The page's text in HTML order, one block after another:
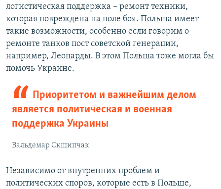
логистическая поддержка – ремонт техники,
которая повреждена на поле боя. Польша имеет
такие возможности, особенно если говорим о
ремонте танков пост советской генерации,
например, Леопарды. В этом Польша тоже могла бы
помочь Украине.
Приоритетом и важнейшим делом
является политическая и военная
поддержка Украины
Вальдемар Скшипчак
Независимо от внутренних проблем и
политических споров, которые есть в Польше,